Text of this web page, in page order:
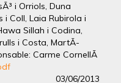
i Orriols, Duna
i Coll, Laia Rubirola i
Sillah i Codina,
i Costa, MartÃ­
Carme CornellÃ
03/06/2013